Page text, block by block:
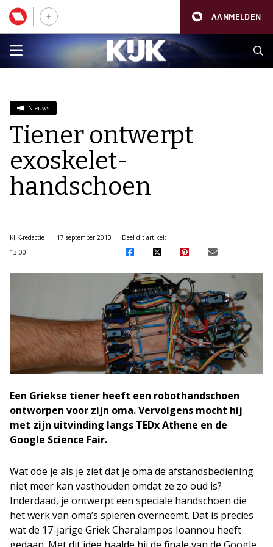
AANMELDEN
Nieuws
Tiener ontwerpt
exoskelet-
handschoen
KIJK-redactie
17 september 2013
13:00
Deel dit artikel:
Een Griekse tiener heeft een robothandschoen
ontworpen voor zijn oma. Vervolgens mocht hij
met zijn uitvinding langs TEDx Athene en de
Google Science Fair.
Wat doe je als je ziet dat je oma de afstandsbediening
niet meer kan vasthouden omdat ze zo oud is?
Inderdaad, je ontwerpt een speciale handschoen die
het werk van oma’s spieren overneemt. Dat is precies
wat de 17-jarige Griek Charalampos Ioannou heeft